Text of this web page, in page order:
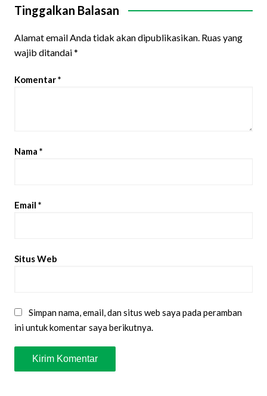
Tinggalkan Balasan
Alamat email Anda tidak akan dipublikasikan. Ruas yang
wajib ditandai*
Komentar*
Nama *
Email *
Situs Web
Simpan nama, email, dan situs web saya pada peramban
ini untuk komentar saya berikutnya.